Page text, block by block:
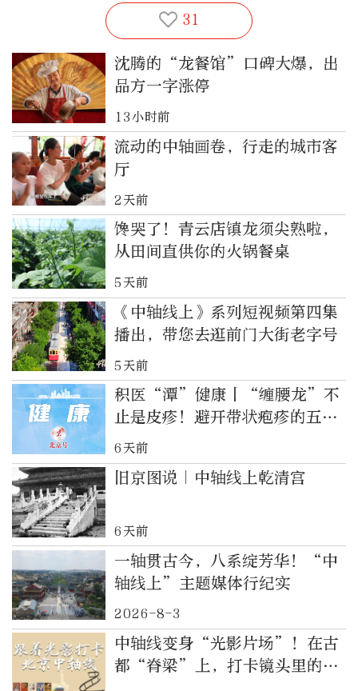
31
沈腾的“龙餐馆”口碑大爆，出
品方一字涨停
13小时前
流动的中轴画卷，行走的城市客
厅
2天前
馋哭了！青云店镇龙须尖熟啦，
从田间直供你的火锅餐桌
5天前
《中轴线上》系列短视频第四集
播出，带您去逛前门大街老字号
5天前
积医“潭”健康丨“缠腰龙”不
止是皮疹！避开带状疱疹的五个
认知误区
6天前
旧京图说｜中轴线上乾清宫
6天前
一轴贯古今，八系绽芳华！“中
轴线上”主题媒体行纪实
2026-8-3
中轴线变身“光影片场”！在古
都“脊梁”上，打卡镜头里的同